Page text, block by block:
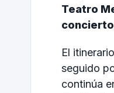
Teatro
El
seguido
continúa